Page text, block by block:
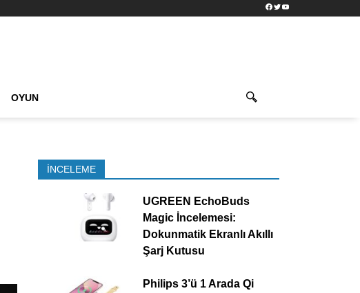
Facebook
TwitterYouTube
OYUN
İNCELEME
UGREEN EchoBuds
Magic İncelemesi:
Dokunmatik Ekranlı Akıllı
Şarj Kutusu
Philips 3’ü 1 Arada Qi